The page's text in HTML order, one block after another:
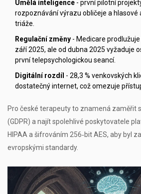
Umělá inteligence - první pilotní
rozpoznávání výrazu obličeje a hlasové
triáže.
Regulační změny - Medicare
září 2025, ale od dubna 2025 vyžaduje
první telepsychologickou seancí.
Digitální rozdíl - 28,3 % venkovských
dostatečný internet, což omezuje
Pro české terapeuty to znamená zaměřit
(GDPR) a najít spolehlivé poskytovatele
HIPAAa šifrováním 256‑bit AES, aby byl
evropskými standardy.